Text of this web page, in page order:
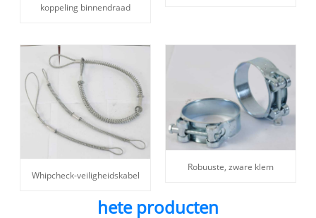
koppeling binnendraad
Whipcheck-veiligheidskabel
Robuuste, zware klem
hete producten